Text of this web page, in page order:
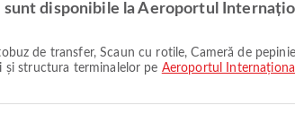
disponibile la Aeroportul
și structura terminalelor pe Aeroportul